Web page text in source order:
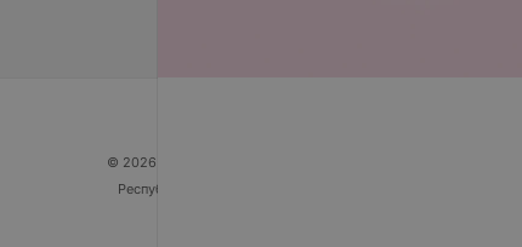
© 2026 ООО «Артокс Лаб», УНП 191700409
Республика Беларусь, г. Минск, улица Толбухина, 2,